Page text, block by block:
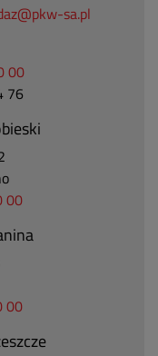
sa.pl
00
76
00
00